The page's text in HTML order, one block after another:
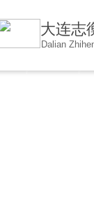
大连志
Dalian